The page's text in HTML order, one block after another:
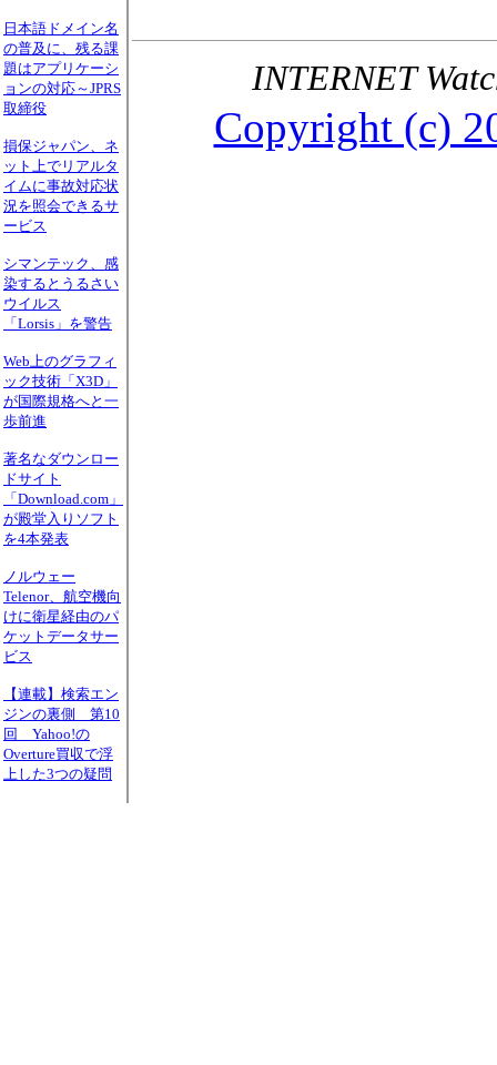
日本語ドメイン名
の普及に、残る課
題はアプリケーシ
ョンの対応～JPRS
取締役
損保ジャパン、ネ
ット上でリアルタ
イムに事故対応状
況を照会できるサ
ービス
シマンテック、感
染するとうるさい
ウイルス
「Lorsis」を警告
Web上のグラフィ
ック技術「X3D」
が国際規格へと一
歩前進
著名なダウンロー
ドサイト
「Download.com」
が殿堂入りソフト
を4本発表
ノルウェー
Telenor、航空機向
けに衛星経由のパ
ケットデータサー
ビス
【連載】検索エン
ジンの裏側 第10
回 Yahoo!の
Overture買収で浮
上した3つの疑問
INTERNET
Copyright (c)